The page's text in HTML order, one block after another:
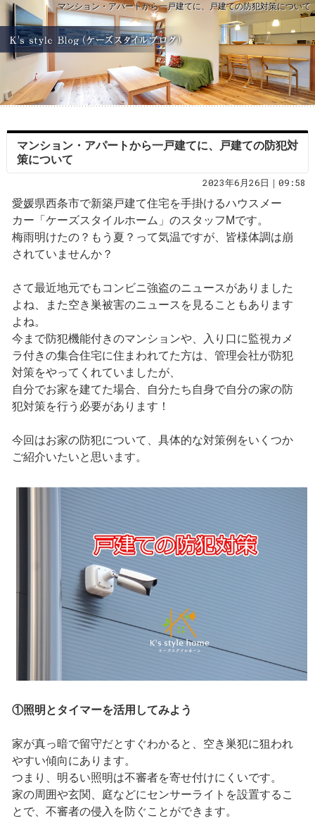
マンション・アパートから一戸建てに、戸建ての防犯対策について
マンション・アパートから一戸建てに、戸建ての防犯対
策について
2023年6月26日｜09:58
愛媛県西条市で新築戸建て住宅を手掛けるハウスメー
カー「ケーズスタイルホーム」のスタッフMです。
梅雨明けたの？もう夏？って気温ですが、皆様体調は崩
されていませんか？
さて最近地元でもコンビニ強盗のニュースがありました
よね、また空き巣被害のニュースを見ることもあります
よね。
今まで防犯機能付きのマンションや、入り口に監視カメ
ラ付きの集合住宅に住まわれてた方は、管理会社が防犯
対策をやってくれていましたが、
自分でお家を建てた場合、自分たち自身で自分の家の防
犯対策を行う必要があります！
今回はお家の防犯について、具体的な対策例をいくつか
ご紹介いたいと思います。
①照明とタイマーを活用してみよう
家が真っ暗で留守だとすぐわかると、空き巣犯に狙われ
やすい傾向にあります。
つまり、明るい照明は不審者を寄せ付けにくいです。
家の周囲や玄関、庭などにセンサーライトを設置するこ
とで、不審者の侵入を防ぐことができます。